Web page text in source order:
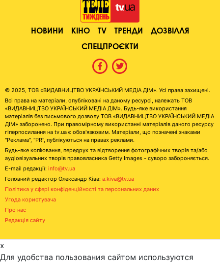
НОВИНИ КІНО TV ТРЕНДИ
ДОЗВІЛЛЯ
СПЕЦПРОЄКТИ
© 2025, ТОВ «ВИДАВНИЦТВО УКРАЇНСЬКИЙ МЕДІА ДІМ». Усі права захищені.
Всі права на матеріали, опубліковані на даному ресурсі, належать ТОВ
«ВИДАВНИЦТВО УКРАЇНСЬКИЙ МЕДІА ДІМ». Будь-яке використання
матеріалів без письмового дозволу ТОВ «ВИДАВНИЦТВО УКРАЇНСЬКИЙ МЕДІА
ДІМ» заборонено. При правомірному використанні матеріалів даного ресурсу
гіперпосилання на tv.ua є обов'язковим. Матеріали, що позначені знаками
"Реклама", "PR", публікуються на правах реклами.
Будь-яке копіювання, передрук та відтворення фотографічних творів та/або
аудіовізуальних творів правовласника Getty Images - суворо забороняється.
E-mail редакції: info@tv.ua
Головний редактор Олександр Ківа: a.kiva@tv.ua
Політика у сфері конфіденційності та персональних даних
Угода користувача
Про нас
Редакція сайту
x
Для удобства пользования сайтом используются